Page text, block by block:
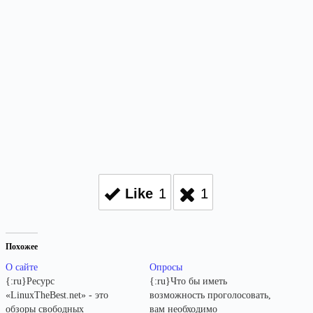
Like 1 1
Похожее
О сайте
{:ru}Ресурс
«LinuxTheBest.net» - это
обзоры свободных
Опросы
{:ru}Что бы иметь
возможность проголосовать,
вам необходимо